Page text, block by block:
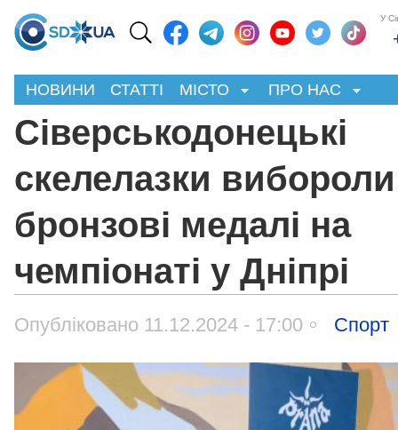
У
НОВИНИ СТАТТІ МІСТО ПРО НАС
Сіверськодонецькі
скелелазки вибороли
бронзові медалі на
чемпіонаті у Дніпрі
Опубліковано 11.12.2024 - 17:00 Спорт